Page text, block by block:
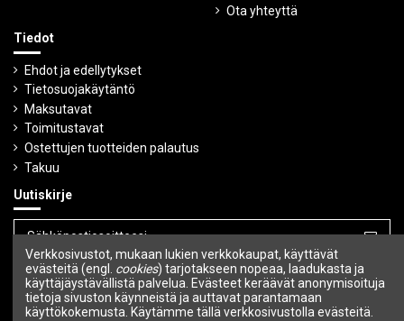
Ota yhteyttä
Tiedot
Ehdot ja edellytykset
Tietosuojakäytäntö
Maksutavat
Toimitustavat
Ostettujen tuotteiden palautus
Takuu
Uutiskirje
Voit peruuttaa tilauksen milloin tahansa.
Seuraa meitä
Verkkosivustot, mukaan lukien verkkokaupat, käyttävät
evästeitä (engl. cookies) tarjotakseen nopeaa, laadukasta ja
käyttäjäystävällistä palvelua. Evästeet keräävät anonymisoituja
tietoja sivuston käynneistä ja auttavat parantamaan
käyttökokemusta. Käytämme tällä verkkosivustolla evästeitä.